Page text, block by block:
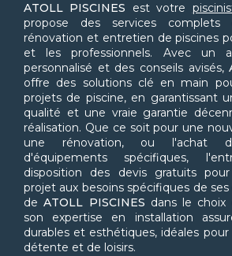
ATOLL PISCINES est votre
propose des services complets
rénovation et entretien de piscines
et les professionnels. Avec un
personnalisé et des conseils avisés,
offre des solutions clé en main
projets de piscine, en garantissant
qualité et une vraie garantie
réalisation. Que ce soit pour une
une rénovation, ou l'achat
d'équipements spécifiques,
disposition des devis gratuits
projet aux besoins spécifiques de
deATOLL PISCINES dans le
son expertise en installation
durables et esthétiques, idéales
détente et de loisirs.